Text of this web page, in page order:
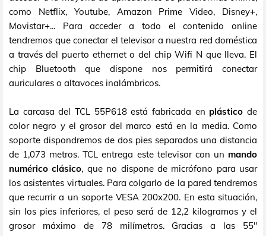
como Netflix, Youtube, Amazon Prime Video, Disney+,
Movistar+... Para acceder a todo el contenido online
tendremos que conectar el televisor a nuestra red doméstica
a través del puerto ethernet o del chip Wifi N que lleva. El
chip Bluetooth que dispone nos permitirá conectar
auriculares o altavoces inalámbricos.
La carcasa del TCL 55P618 está fabricada en plástico de
color negro y el grosor del marco está en la media. Como
soporte dispondremos de dos pies separados una distancia
de 1,073 metros. TCL entrega este televisor con un mando
numérico clásico, que no dispone de micrófono para usar
los asistentes virtuales. Para colgarlo de la pared tendremos
que recurrir a un soporte VESA 200x200. En esta situación,
sin los pies inferiores, el peso será de 12,2 kilogramos y el
grosor máximo de 78 milímetros. Gracias a las 55"